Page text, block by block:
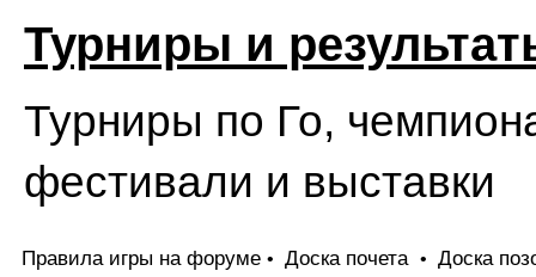
Турниры и
Турниры по Го,
фестивали и выставки
Правила игры на форуме • Доска почета • Доска